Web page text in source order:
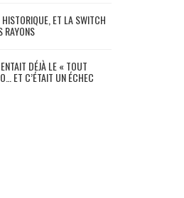
ET LA SWITCH
RAYONS
DÉJÀ LE « TOUT
ET C’ÉTAIT UN ÉCHEC